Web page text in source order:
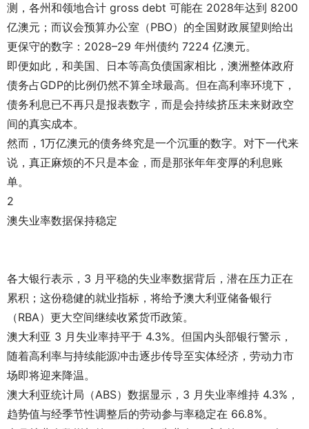
测，各州和领地合计 gross debt 可能在 2028年达到 8200
亿澳元；而议会预算办公室（PBO）的全国财政展望则给出
更保守的数字：2028–29 年州债约 7224 亿澳元。
即便如此，和美国、日本等高负债国家相比，澳洲整体政府
债务占GDP的比例仍然不算全球最高。但在高利率环境下，
债务利息已不再只是报表数字，而是会持续挤压未来财政空
间的真实成本。
然而，1万亿澳元的债务终究是一个沉重的数字。对下一代来
说，真正麻烦的不只是本金，而是那张年年变厚的利息账
单。
2
澳失业率数据保持稳定
各大银行表示，3 月平稳的失业率数据背后，潜在压力正在
累积；这份稳健的就业指标，将给予澳大利亚储备银行
（RBA）更大空间继续收紧货币政策。
澳大利亚 3 月失业率持平于 4.3%。但国内头部银行警示，
随着高利率与持续能源冲击逐步传导至实体经济，劳动力市
场即将迎来降温。
澳大利亚统计局（ABS）数据显示，3 月失业率维持 4.3%，
趋势值与经季节性调整后的劳动参与率稳定在 66.8%。